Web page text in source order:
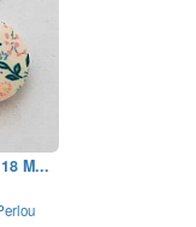
M...